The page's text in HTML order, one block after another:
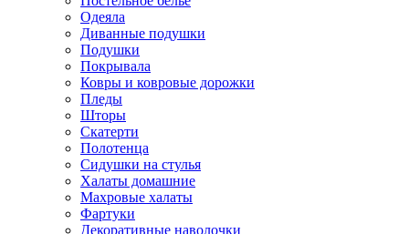
Одеяла
Диванные подушки
Подушки
Покрывала
Ковры и ковровые дорожки
Пледы
Шторы
Скатерти
Полотенца
Сидушки на стулья
Халаты домашние
Махровые халаты
Фартуки
Декоративные наволочки